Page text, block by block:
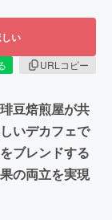
い
URLコピー
豆焙煎屋が共
いデカフェで
ブレンドする
の両立を実現